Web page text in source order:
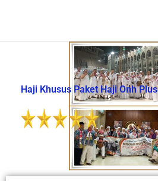
konten
Haji Khusus Paket Haji Onh Plus